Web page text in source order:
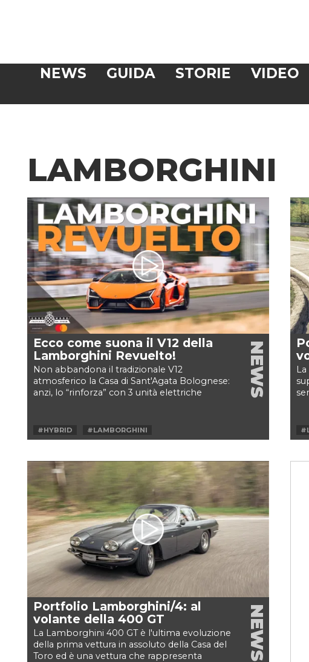
NEWS GUIDA STORIE VIDEO
LAMBORGHINI
Ecco come suona il V12 della
Lamborghini Revuelto!
Non abbandona il tradizionale V12
atmosferico la Casa di Sant'Agata Bolognese:
anzi, lo “rinforza” con 3 unità elettriche
NEWS
#HYBRID
#LAMBORGHINI
Portfolio Lamborghini/4: al
volante della 400 GT
La Lamborghini 400 GT è l'ultima evoluzione
della prima vettura in assoluto della Casa del
Toro ed è una vettura che rappresenta
NEWS